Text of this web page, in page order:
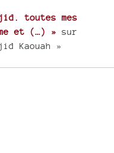
toutes mes
et (…) » sur
Kaouah »